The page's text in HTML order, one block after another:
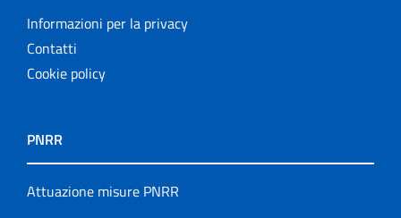
Informazioni per la privacy
Contatti
Cookie policy
PNRR
Attuazione misure PNRR